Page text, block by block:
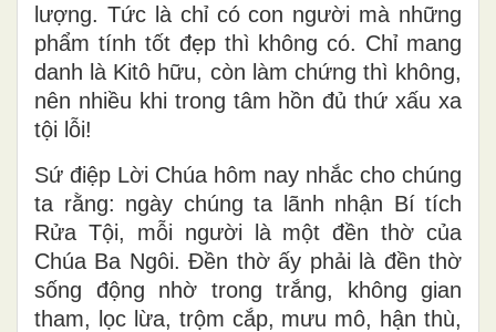
lượng. Tức là chỉ có con người mà những
phẩm tính tốt đẹp thì không có. Chỉ mang
danh là Kitô hữu, còn làm chứng thì không,
nên nhiều khi trong tâm hồn đủ thứ xấu xa
tội lỗi!
Sứ điệp Lời Chúa hôm nay nhắc cho chúng
ta rằng: ngày chúng ta lãnh nhận Bí tích
Rửa Tội, mỗi người là một đền thờ của
Chúa Ba Ngôi. Đền thờ ấy phải là đền thờ
sống động nhờ trong trắng, không gian
tham, lọc lừa, trộm cắp, mưu mô, hận thù,